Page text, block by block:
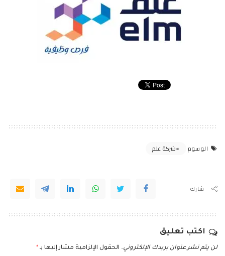
الوسوم شركة علم
شارك
اكتب تعليق
لن يتم نشر عنوان بريدك الإلكتروني. الحقول الإلزامية مشار إليها بـ *